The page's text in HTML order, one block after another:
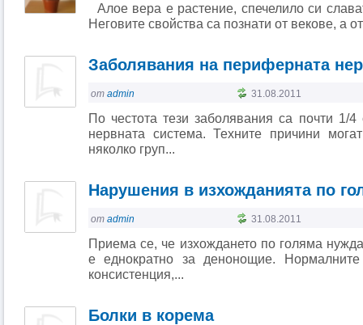
Алое вера е растение, спечелило си
Неговите свойства са познати от векове, а
Заболявания на периферната
от admin 31.08.2011
По честота тези заболявания са почти 1/
нервната система. Техните причини
няколко груп...
Нарушения в изхожданията по
от admin 31.08.2011
Приема се, че изхождането по голяма
е еднократно за денонощие.
консистенция,...
Болки в корема